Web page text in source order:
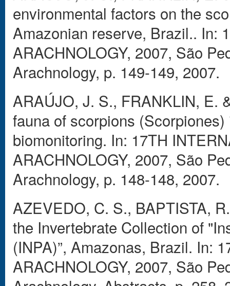
environmental factors on the
Amazonian reserve, Brazil.. In:
ARACHNOLOGY, 2007, São
Arachnology, p. 149-149, 2007.
ARAÚJO, J. S., FRANKLIN, E.
fauna of scorpions
biomonitoring. In: 17TH
ARACHNOLOGY, 2007, São
Arachnology, p. 148-148, 2007.
AZEVEDO, C. S., BAPTISTA,
the Invertebrate Collection of
(INPA)”, Amazonas, Brazil. In:
ARACHNOLOGY, 2007, São